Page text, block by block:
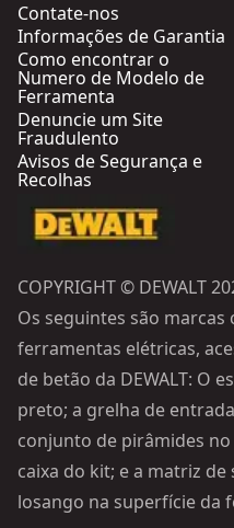
Contate-nos
Informações de Garantia
Como encontrar o
Numero de Modelo de
Ferramenta
Denuncie um Site
Fraudulento
Avisos de Segurança e
Recolhas
COPYRIGHT © DEWALT
Os seguintes são
ferramentas elétricas,
de betão da DEWALT: O
preto; a grelha de
conjunto de pirâmides
caixa do kit; e a matriz
losango na superfície da